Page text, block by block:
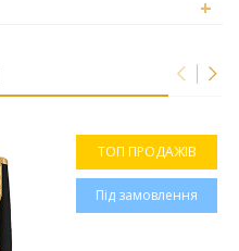
+
ТОП ПРОДАЖІВ
Під замовлення